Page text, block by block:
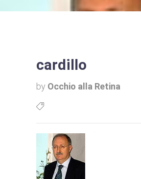
cardillo
by Occhio alla Retina